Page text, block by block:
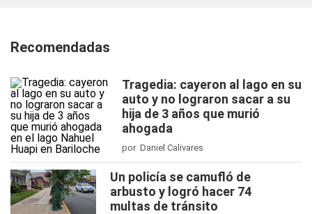
Recomendadas
Tragedia: cayeron al lago en su
auto y no lograron sacar a su
hija de 3 años que murió
ahogada
por Daniel Calivares
Un policía se camufló de
arbusto y logró hacer 74
multas de tránsito